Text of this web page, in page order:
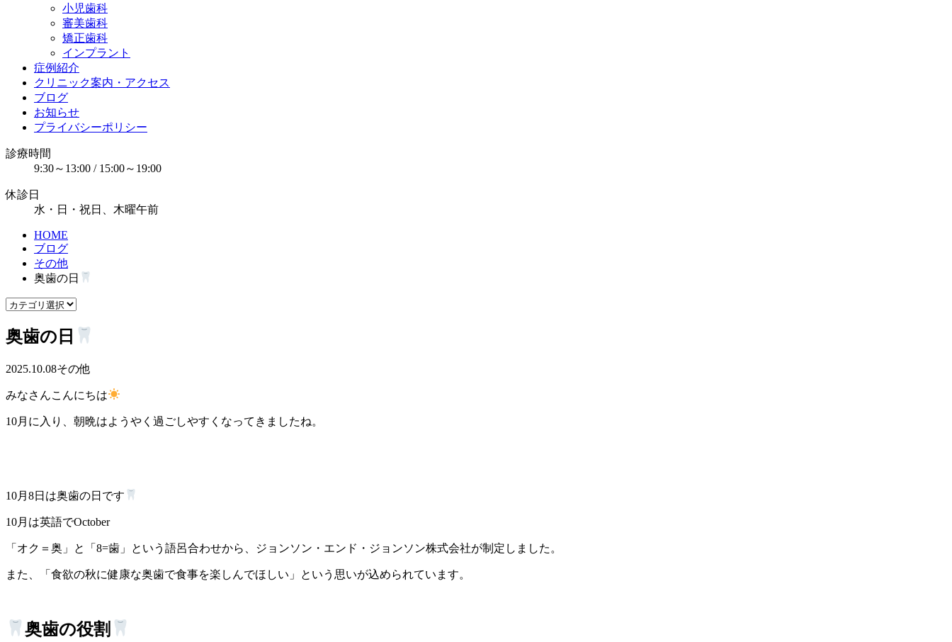
小児歯科
審美歯科
矯正歯科
インプラント
症例紹介
クリニック案内・アクセス
ブログ
お知らせ
プライバシーポリシー
診療時間
9:30～13:00 / 15:00～19:00
休診日
水・日・祝日、木曜午前
HOME
ブログ
その他
奥歯の日
奥歯の日
2025.10.08その他
みなさんこんにちは
10月に入り、朝晩はようやく過ごしやすくなってきましたね。
10月8日は奥歯の日です
10月は英語でOctober
「オク＝奥」と「8=歯」という語呂合わせから、ジョンソン・エンド・ジョンソン株式会社が制定しました。
また、「食欲の秋に健康な奥歯で食事を楽しんでほしい」という思いが込められています。
奥歯の役割